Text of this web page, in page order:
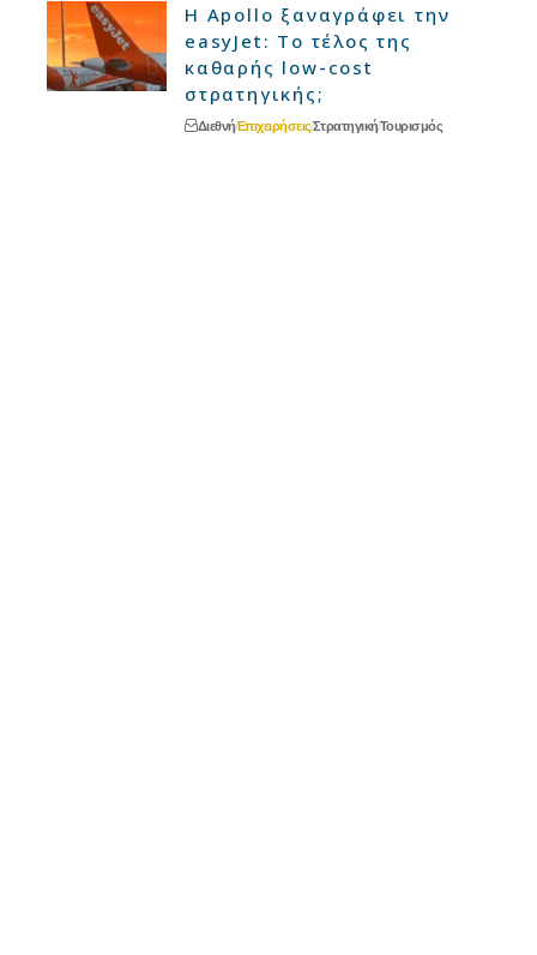
Η Apollo ξαναγράφει την
easyJet: Το τέλος της
καθαρής low-cost
στρατηγικής;
ΔιεθνήΕπιχειρήσειςΣτρατηγικήΤουρισμός